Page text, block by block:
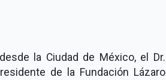
la Ciudad de México, el Dr.
de la Fundación Lázaro